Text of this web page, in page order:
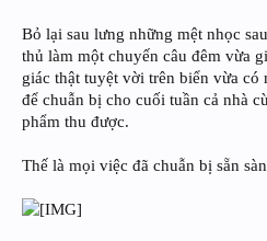
Bỏ lại sau lưng những mệt nhọc
thủ làm một chuyến câu đêm vừa
giác thật tuyệt vời trên biển vừa có
để chuẫn bị cho cuối tuần cả nhà
phẩm thu được.
Thế là mọi việc đã chuẫn bị sẵn